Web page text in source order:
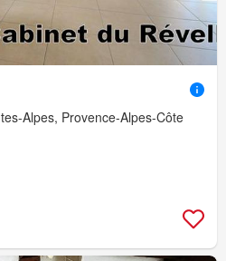
Alpes, Provence-Alpes-Côte